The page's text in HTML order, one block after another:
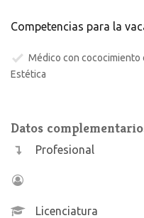
Competencias para la
Médico con cococimiento
Estética
Datos
Profesional
Licenciatura